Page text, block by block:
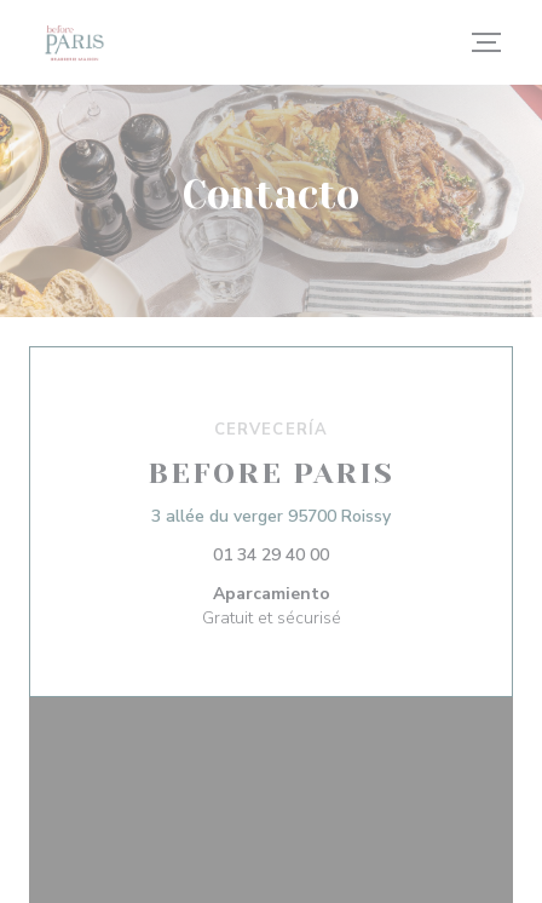
Contacto
CERVECERÍA
BEFORE PARIS
3 allée du verger 95700 Roissy((abre en una
01 34 29 40 00
Aparcamiento
Gratuit et sécurisé